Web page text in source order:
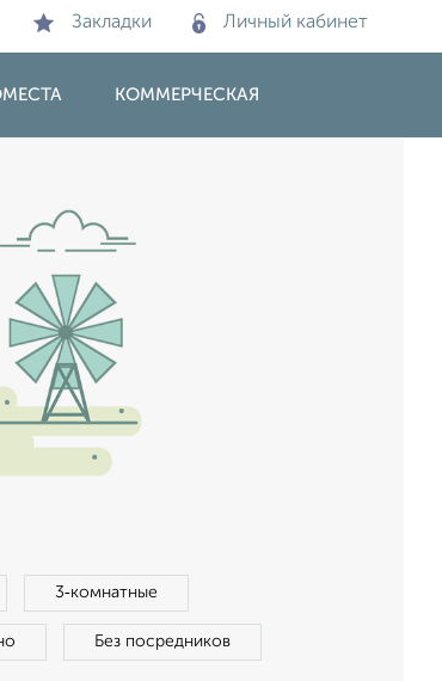
Закладки Личный кабинет
КОММЕРЧЕСКАЯ
3‑комнатные
Без посредников